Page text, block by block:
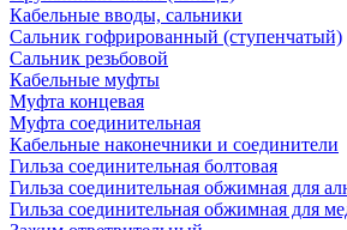
Кабельные вводы, сальники
Сальник гофрированный (ступенчатый)
Сальник резьбовой
Кабельные муфты
Муфта концевая
Муфта соединительная
Кабельные наконечники и соединители
Гильза соединительная болтовая
Гильза соединительная обжимная для
Гильза соединительная обжимная для